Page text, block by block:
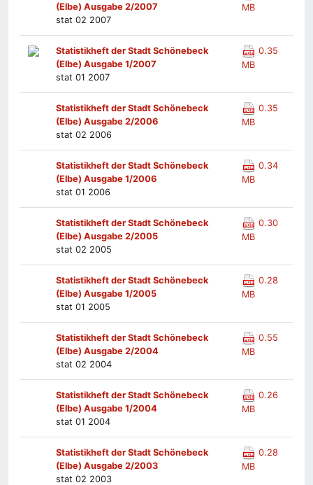
(Elbe) Ausgabe 2/2007
stat 02 2007
MB
Statistikheft der Stadt Schönebeck
(Elbe) Ausgabe 1/2007
stat 01 2007
0.35
MB
Statistikheft der Stadt Schönebeck
(Elbe) Ausgabe 2/2006
stat 02 2006
0.35
MB
Statistikheft der Stadt Schönebeck
(Elbe) Ausgabe 1/2006
stat 01 2006
0.34
MB
Statistikheft der Stadt Schönebeck
(Elbe) Ausgabe 2/2005
stat 02 2005
0.30
MB
Statistikheft der Stadt Schönebeck
(Elbe) Ausgabe 1/2005
stat 01 2005
0.28
MB
Statistikheft der Stadt Schönebeck
(Elbe) Ausgabe 2/2004
stat 02 2004
0.55
MB
Statistikheft der Stadt Schönebeck
(Elbe) Ausgabe 1/2004
stat 01 2004
0.26
MB
Statistikheft der Stadt Schönebeck
(Elbe) Ausgabe 2/2003
stat 02 2003
0.28
MB